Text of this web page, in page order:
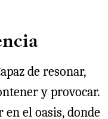
de resonar,
y provocar.
el oasis, donde